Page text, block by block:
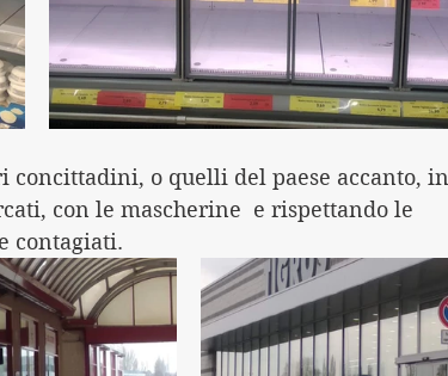
concittadini, o quelli del paese accanto, in
con le mascherine  e rispettando le
contagiati.